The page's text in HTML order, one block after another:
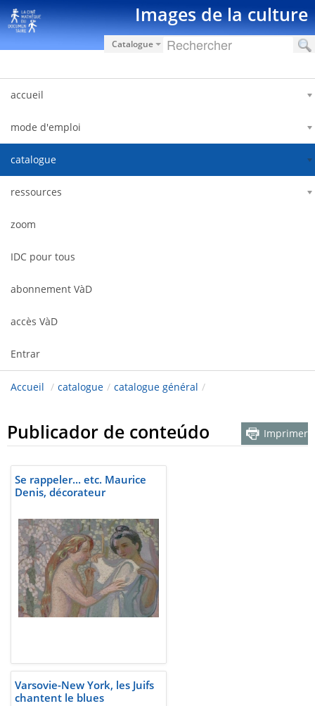
Pular para o conteúdo Images de la culture
Catalogue
accueil
mode d'emploi
catalogue
ressources
zoom
IDC pour tous
abonnement VàD
accès VàD
Entrar
Accueil / catalogue / catalogue général /
Publicador de conteúdo Imprimer
Se rappeler... etc. Maurice
Denis, décorateur
Varsovie-New York, les Juifs
chantent le blues